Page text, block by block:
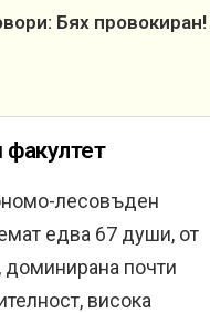
Бях провокиран!
лесовъден
едва 67 души, от
почти
висока